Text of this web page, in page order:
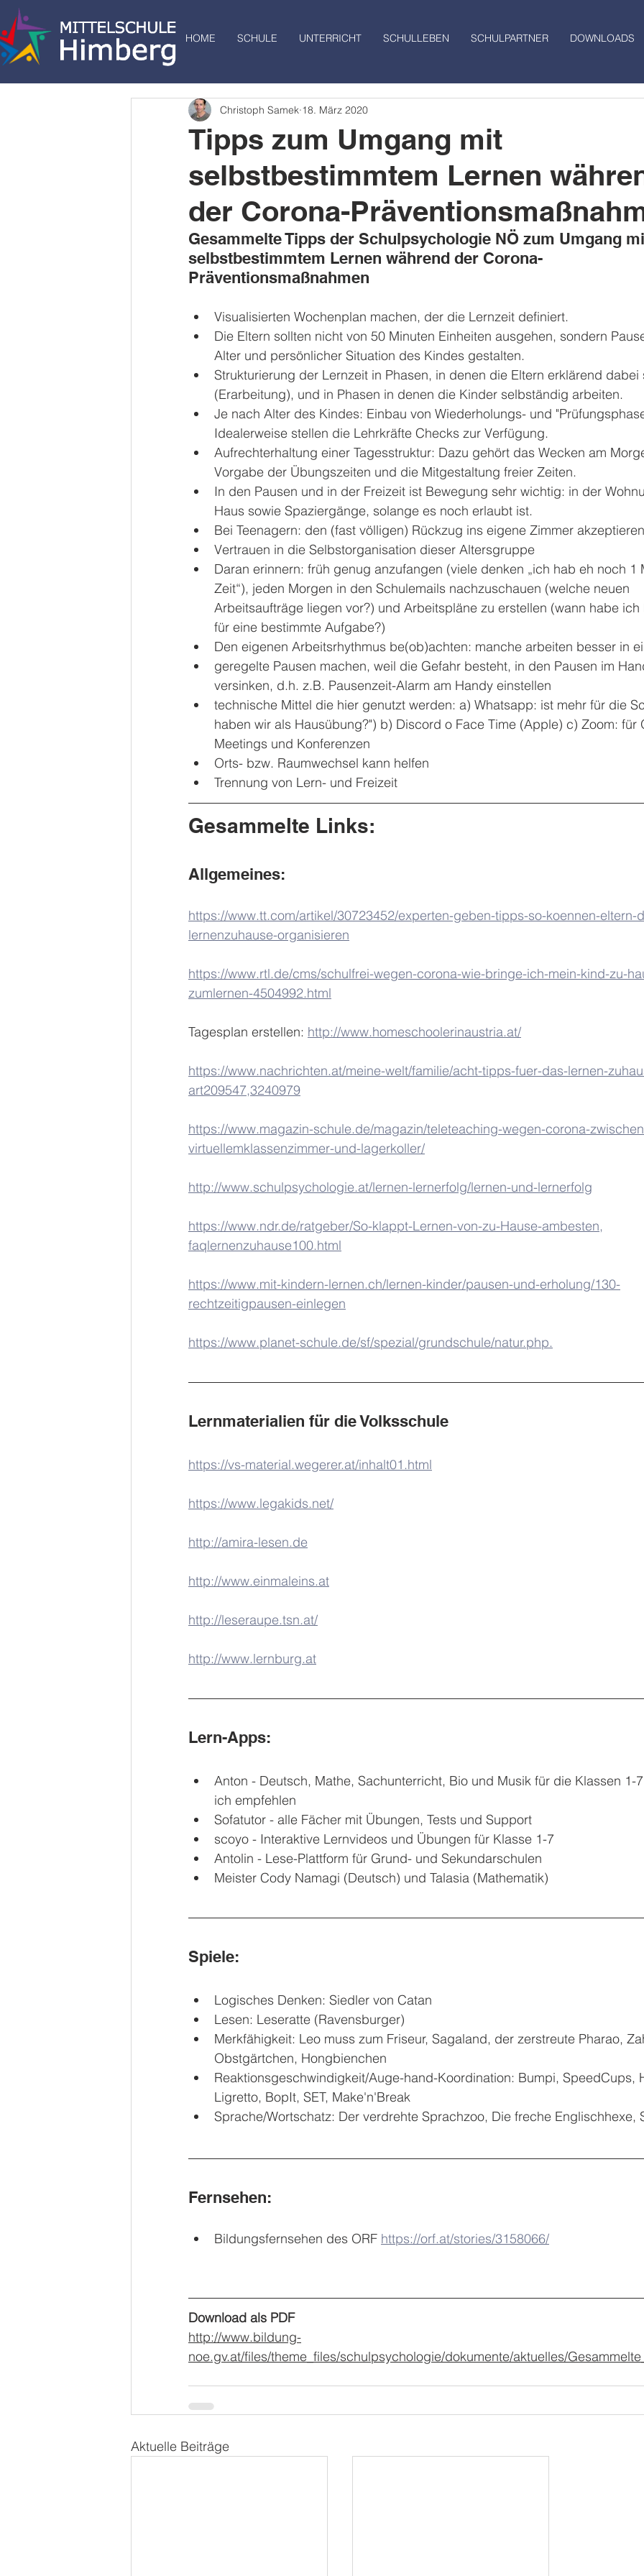
HOME SCHULE UNTERRICHT SCHULLEBEN SCHULPARTNER DOWNLOADS
Tipps zum Umgang mit
selbstbestimmtem Lernen
der Corona-
Christoph Samek 18. März 2020
Gesammelte Tipps der Schulpsychologie NÖ zum Umgang
selbstbestimmtem Lernen während der Corona-
Präventionsmaßnahmen
Visualisierten Wochenplan machen, der die Lernzeit definiert.
Die Eltern sollten nicht von 50 Minuten Einheiten ausgehen, sondern
Alter und persönlicher Situation des Kindes gestalten.
Strukturierung der Lernzeit in Phasen, in denen die Eltern erklärend dabei
(Erarbeitung), und in Phasen in denen die Kinder selbständig arbeiten.
Je nach Alter des Kindes: Einbau von Wiederholungs- und
Idealerweise stellen die Lehrkräfte Checks zur Verfügung.
Aufrechterhaltung einer Tagesstruktur: Dazu gehört das Wecken am
Vorgabe der Übungszeiten und die Mitgestaltung freier Zeiten.
In den Pausen und in der Freizeit ist Bewegung sehr wichtig: in der
Haus sowie Spaziergänge, solange es noch erlaubt ist.
Bei Teenagern: den (fast völligen) Rückzug ins eigene Zimmer akzeptieren
Vertrauen in die Selbstorganisation dieser Altersgruppe
Daran erinnern: früh genug anzufangen (viele denken „ich hab eh noch 1
Zeit“), jeden Morgen in den Schulemails nachzuschauen (welche neuen
Arbeitsaufträge liegen vor?) und Arbeitspläne zu erstellen (wann habe ich
für eine bestimmte Aufgabe?)
Den eigenen Arbeitsrhythmus be(ob)achten: manche arbeiten besser in
geregelte Pausen machen, weil die Gefahr besteht, in den Pausen im
versinken, d.h. z.B. Pausenzeit-Alarm am Handy einstellen
technische Mittel die hier genutzt werden: a) Whatsapp: ist mehr für die
haben wir als Hausübung?") b) Discord o Face Time (Apple) c) Zoom: für
Meetings und Konferenzen
Orts- bzw. Raumwechsel kann helfen
Trennung von Lern- und Freizeit
Gesammelte Links:
Allgemeines:
https://www.tt.com/artikel/30723452/experten-geben-tipps-so-koennen-eltern-
lernenzuhause-organisieren
https://www.rtl.de/cms/schulfrei-wegen-corona-wie-bringe-ich-mein-kind-zu-
zumlernen-4504992.html
Tagesplan erstellen: http://www.homeschoolerinaustria.at/
https://www.nachrichten.at/meine-welt/familie/acht-tipps-fuer-das-lernen-
art209547,3240979
https://www.magazin-schule.de/magazin/teleteaching-wegen-corona-
virtuellemklassenzimmer-und-lagerkoller/
http://www.schulpsychologie.at/lernen-lernerfolg/lernen-und-lernerfolg
https://www.ndr.de/ratgeber/So-klappt-Lernen-von-zu-Hause-ambesten,
faqlernenzuhause100.html
https://www.mit-kindern-lernen.ch/lernen-kinder/pausen-und-erholung/130-
rechtzeitigpausen-einlegen
https://www.planet-schule.de/sf/spezial/grundschule/natur.php.
Lernmaterialien für die Volksschule
https://vs-material.wegerer.at/inhalt01.html
https://www.legakids.net/
http://amira-lesen.de
http://www.einmaleins.at
http://leseraupe.tsn.at/
http://www.lernburg.at
Lern-Apps:
Anton - Deutsch, Mathe, Sachunterricht, Bio und Musik für die Klassen 1-
ich empfehlen
Sofatutor - alle Fächer mit Übungen, Tests und Support
scoyo - Interaktive Lernvideos und Übungen für Klasse 1-7
Antolin - Lese-Plattform für Grund- und Sekundarschulen
Meister Cody Namagi (Deutsch) und Talasia (Mathematik)
Spiele:
Logisches Denken: Siedler von Catan
Lesen: Leseratte (Ravensburger)
Merkfähigkeit: Leo muss zum Friseur, Sagaland, der zerstreute Pharao,
Obstgärtchen, Hongbienchen
Reaktionsgeschwindigkeit/Auge-hand-Koordination: Bumpi, SpeedCups,
Ligretto, BopIt, SET, Make'n'Break
Sprache/Wortschatz: Der verdrehte Sprachzoo, Die freche Englischhexe,
Fernsehen:
Bildungsfernsehen des ORF https://orf.at/stories/3158066/
Download als PDF
http://www.bildung-
noe.gv.at/files/theme_files/schulpsychologie/dokumente/aktuelles/
Aktuelle Beiträge